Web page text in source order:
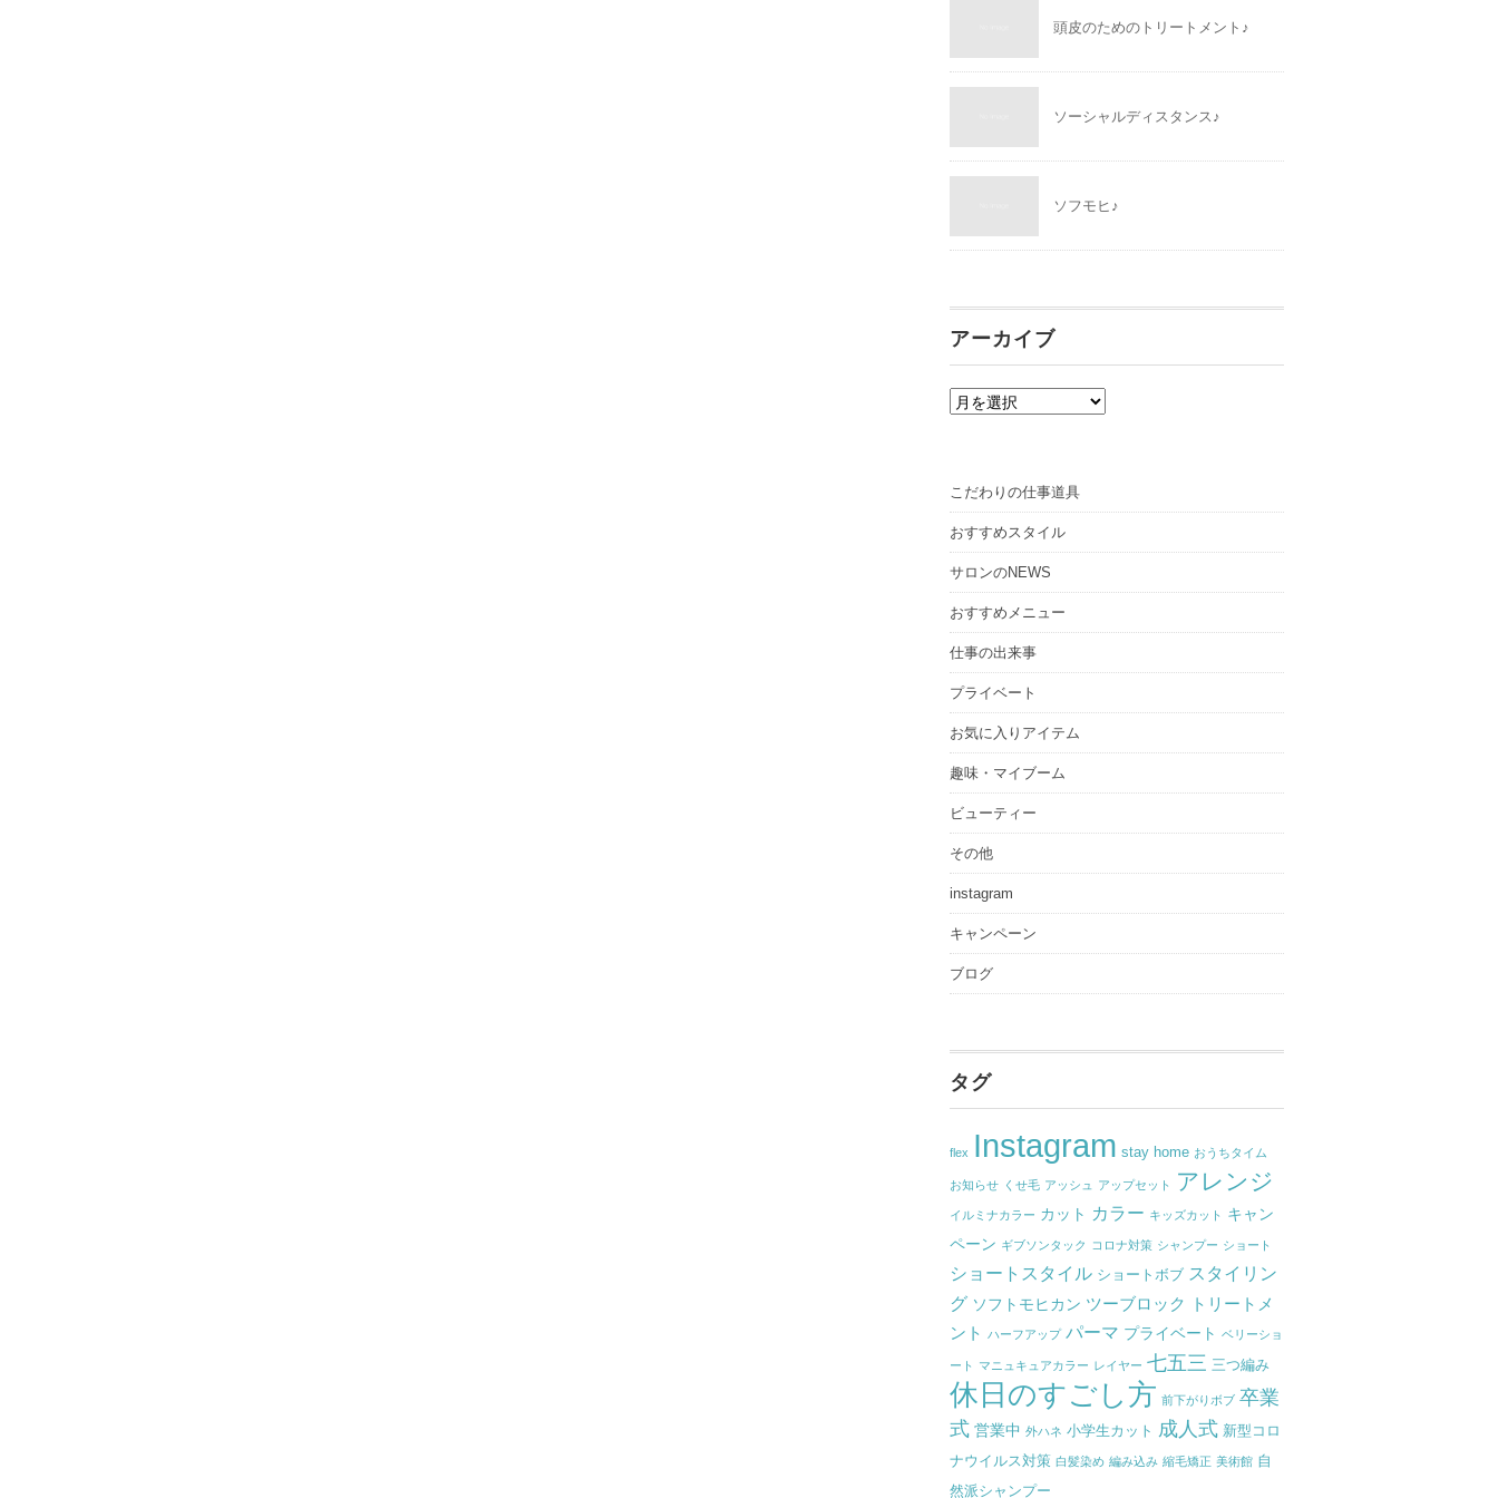
頭皮のためのトリートメント♪
ソーシャルディスタンス♪
ソフモヒ♪
アーカイブ
ア
イ
ブ
こだわりの仕事道具
おすすめスタイル
サロンのNEWS
おすすめメニュー
仕事の出来事
プライベート
お気に入りアイテム
趣味・マイブーム
ビューティー
その他
instagram
キャンペーン
ブログ
タグ
flex Instagram stay home おうちタイム
お知らせ くせ毛 アッシュ アップセット アレンジ
イルミナカラー カット カラー キッズカット キャン
ペーン ギブソンタック コロナ対策 シャンプー ショート
ショートスタイル ショートボブ スタイリン
グ ソフトモヒカン ツーブロック
トリートメ
ント
ハーフアップ パーマ プライベート ベリーショ
ート マニュキュアカラー レイヤー 七五三 三つ編み
休日のすごし方 前下がりボブ 卒業
式 営業中 外ハネ 小学生カット 成人式 新型コロ
ナウイルス対策 白髪染め 編み込み 縮毛矯正 美術館 自
然派シャンプー